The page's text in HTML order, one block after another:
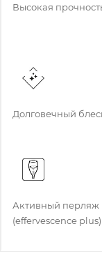
Высокая
Долговечный
Активный перляж
(effervescence plus)